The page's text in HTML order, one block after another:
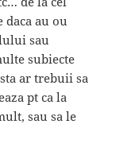
au ou
sau
subiecte
ar trebuii sa
pt ca la
sau sa le